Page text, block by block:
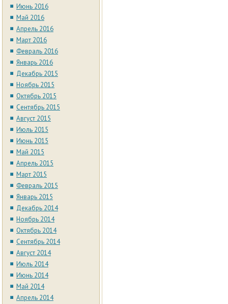
Июнь 2016
Май 2016
Апрель 2016
Март 2016
Февраль 2016
Январь 2016
Декабрь 2015
Ноябрь 2015
Октябрь 2015
Сентябрь 2015
Август 2015
Июль 2015
Июнь 2015
Май 2015
Апрель 2015
Март 2015
Февраль 2015
Январь 2015
Декабрь 2014
Ноябрь 2014
Октябрь 2014
Сентябрь 2014
Август 2014
Июль 2014
Июнь 2014
Май 2014
Апрель 2014